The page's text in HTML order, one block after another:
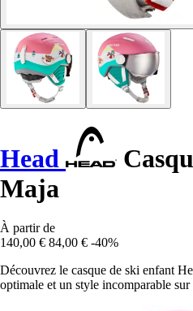
Head
Maja
À partir de
140,00 € 84,00 € -40%
Découvrez le casque de ski enfant
optimale et un style incomparable sur